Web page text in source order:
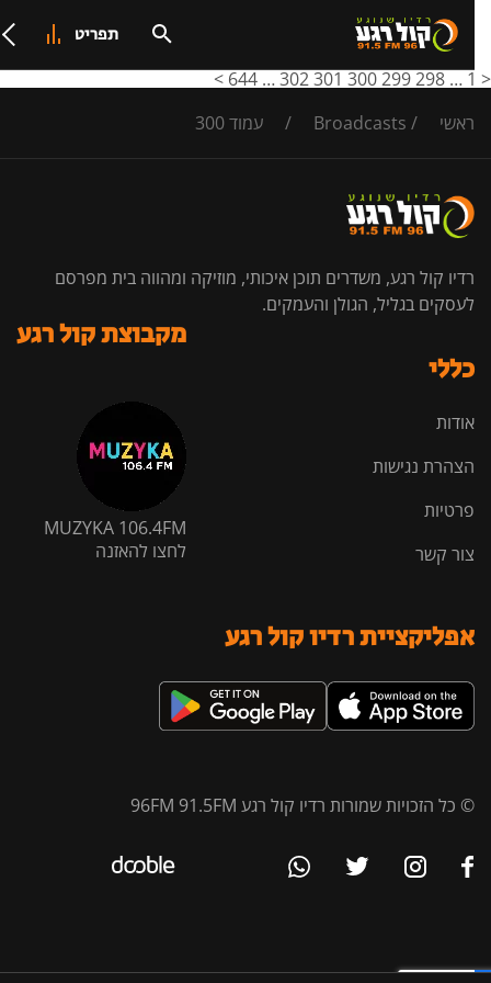
תפריט
…
298
299
300
301
302
…
644
>
ראשי
Broadcasts עמוד 300
רדיו קול רגע, משדרים תוכן איכותי, מוזיקה ומהווה בית מפרסם
לעסקים בגליל, הגולן והעמקים.
כללי
אודות
הצהרת נגישות
פרטיות
צור קשר
מקבוצת קול רגע
MUZYKA 106.4FM
לחצו להאזנה
אפליקציית רדיו קול רגע
© כל הזכויות שמורות רדיו קול רגע 96FM 91.5FM